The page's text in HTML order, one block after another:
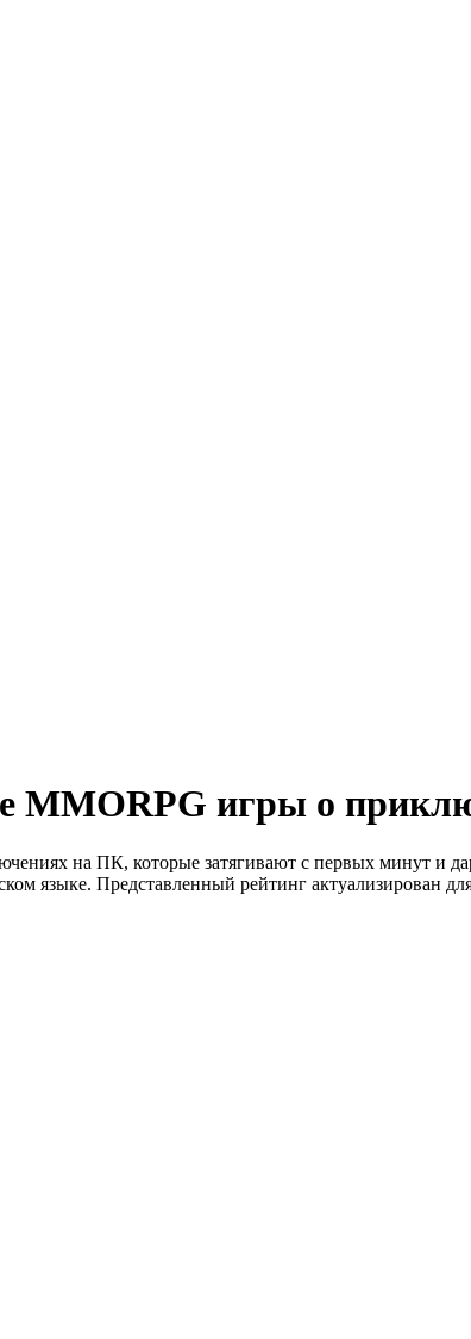
MMORPG игры о
на ПК, которые затягивают с первых минут и
языке. Представленный рейтинг актуализирован